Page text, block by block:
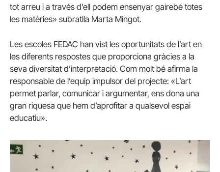
tot arreu i a través d’ell podem ensenyar gairebé totes
les matèries» subratlla Marta Mingot.
Les escoles FEDAC han vist les oportunitats de l’art en
les diferents respostes que proporciona gràcies a la
seva diversitat d’interpretació. Com molt bé afirma la
responsable de l’equip impulsor del projecte: «L’art
permet parlar, comunicar i argumentar, ens dona una
gran riquesa que hem d’aprofitar a qualsevol espai
educatiu».